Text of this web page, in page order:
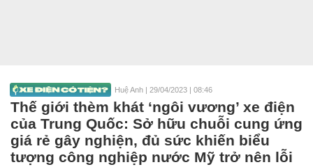
Huệ Anh |29/04/2023 | 08:46
Thế giới thèm khát ‘ngôi vương’ xe điện
của Trung Quốc: Sở hữu chuỗi cung ứng
giá rẻ gây nghiện, đủ sức khiến biểu
tượng công nghiệp nước Mỹ trở nên lỗi